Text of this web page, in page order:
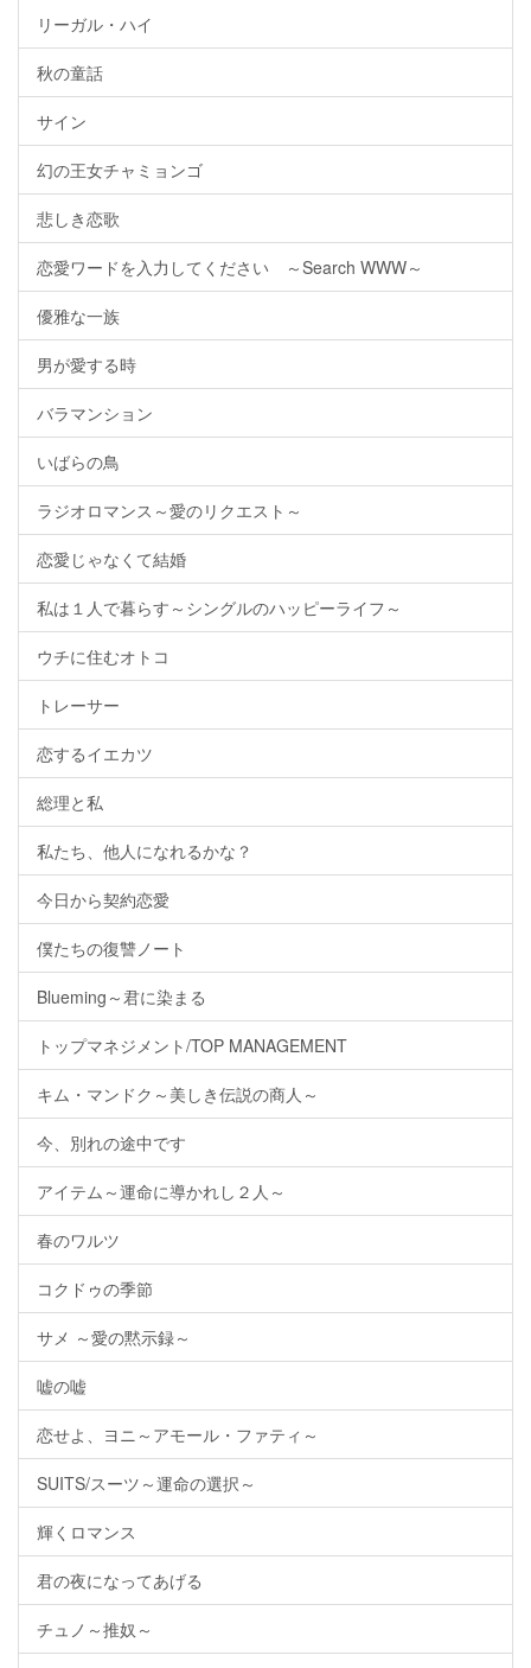
リーガル・ハイ
秋の童話
サイン
幻の王女チャミョンゴ
悲しき恋歌
恋愛ワードを入力してください ～Search WWW～
優雅な一族
男が愛する時
バラマンション
いばらの鳥
ラジオロマンス～愛のリクエスト～
恋愛じゃなくて結婚
私は１人で暮らす～シングルのハッピーライフ～
ウチに住むオトコ
トレーサー
恋するイエカツ
総理と私
私たち、他人になれるかな？
今日から契約恋愛
僕たちの復讐ノート
Blueming～君に染まる
トップマネジメント/TOP MANAGEMENT
キム・マンドク～美しき伝説の商人～
今、別れの途中です
アイテム～運命に導かれし２人～
春のワルツ
コクドゥの季節
サメ ～愛の黙示録～
嘘の嘘
恋せよ、ヨニ～アモール・ファティ～
SUITS/スーツ～運命の選択～
輝くロマンス
君の夜になってあげる
チュノ～推奴～